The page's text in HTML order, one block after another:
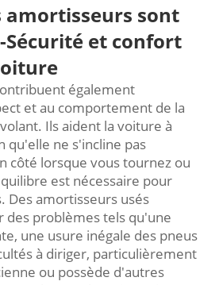
amortisseurs sont
-Sécurité et confort
également
et au comportement de la
Ils aident la voiture à
qu'elle ne s'incline pas
côté lorsque vous tournez ou
est nécessaire pour
Des amortisseurs usés
des problèmes tels qu'une
une usure inégale des pneus
à diriger, particulièrement
ou possède d'autres